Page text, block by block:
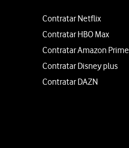
Contratar Netflix
Contratar HBO Max
Contratar Amazon Prime
Contratar Disney plus
Contratar DAZN